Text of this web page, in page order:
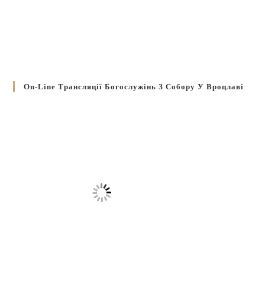
On-Line Трансляції Богослужінь З Собору У Вроцлаві